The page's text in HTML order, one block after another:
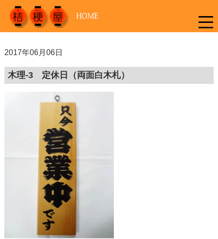
2017年06月06日
木理-3 定休日（両面白木札）